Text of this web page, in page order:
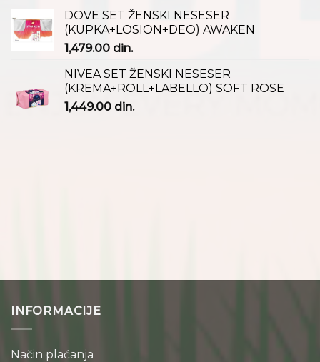
DOVE SET ŽENSKI NESESER
(KUPKA+LOSION+DEO) AWAKEN
1,479.00 din.
NIVEA SET ŽENSKI NESESER
(KREMA+ROLL+LABELLO) SOFT ROSE
1,449.00 din.
INFORMACIJE
Način plaćanja